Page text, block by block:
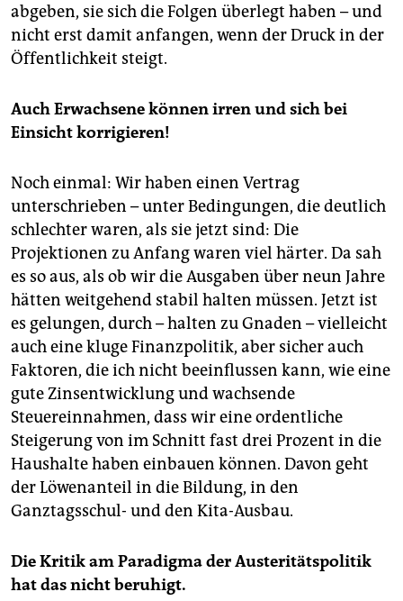
abgeben, sie sich die Folgen überlegt haben – und
nicht erst damit anfangen, wenn der Druck in der
Öffentlichkeit steigt.
Auch Erwachsene können irren und sich bei
Einsicht korrigieren!
Noch einmal: Wir haben einen Vertrag
unterschrieben – unter Bedingungen, die deutlich
schlechter waren, als sie jetzt sind: Die
Projektionen zu Anfang waren viel härter. Da sah
es so aus, als ob wir die Ausgaben über neun Jahre
hätten weitgehend stabil halten müssen. Jetzt ist
es gelungen, durch – halten zu Gnaden – vielleicht
auch eine kluge Finanzpolitik, aber sicher auch
Faktoren, die ich nicht beeinflussen kann, wie eine
gute Zinsentwicklung und wachsende
Steuereinnahmen, dass wir eine ordentliche
Steigerung von im Schnitt fast drei Prozent in die
Haushalte haben einbauen können. Davon geht
der Löwenanteil in die Bildung, in den
Ganztagsschul- und den Kita-Ausbau.
Die Kritik am Paradigma der Austeritätspolitik
hat das nicht beruhigt.